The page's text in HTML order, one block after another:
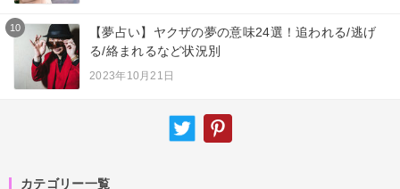
10
【夢占い】ヤクザの夢の意味24選！追われる/逃げ
る/絡まれるなど状況別
2023年10月21日
カテゴリー一覧